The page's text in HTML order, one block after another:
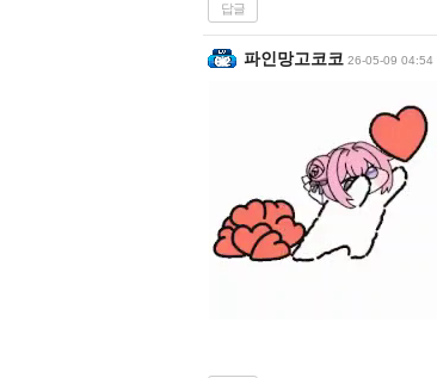
답글
파인망고코코 26-05-09 04:54